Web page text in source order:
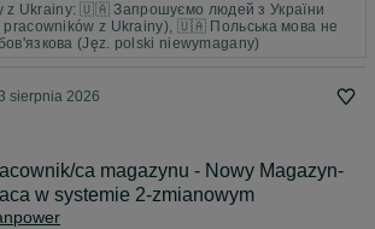
z Ukrainy: 🇺🇦 Запрошуємо людей з України
pracowników z Ukrainy), 🇺🇦 Польська мова не
(Jęz. polski niewymagany)
sierpnia 2026
ca magazynu - Nowy Magazyn-
w systemie 2-zmianowym